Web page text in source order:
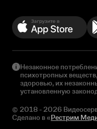
Незаконное
психотропных
здоровью, их
установленную
© 2018 - 2026
Сделано в «Рестрим